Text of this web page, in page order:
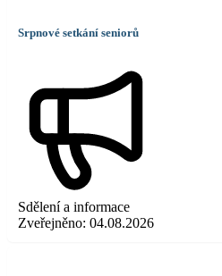
Srpnové setkání seniorů
Sdělení a informace
Zveřejněno: 04.08.2026